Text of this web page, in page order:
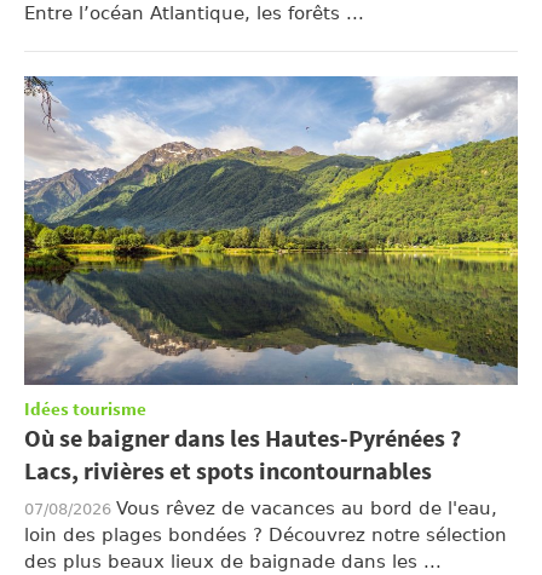
Entre l’océan Atlantique, les forêts ...
Idées tourisme
Où se baigner dans les Hautes-Pyrénées ?
Lacs, rivières et spots incontournables
07/08/2026 Vous rêvez de vacances au bord de l'eau,
loin des plages bondées ? Découvrez notre sélection
des plus beaux lieux de baignade dans les ...